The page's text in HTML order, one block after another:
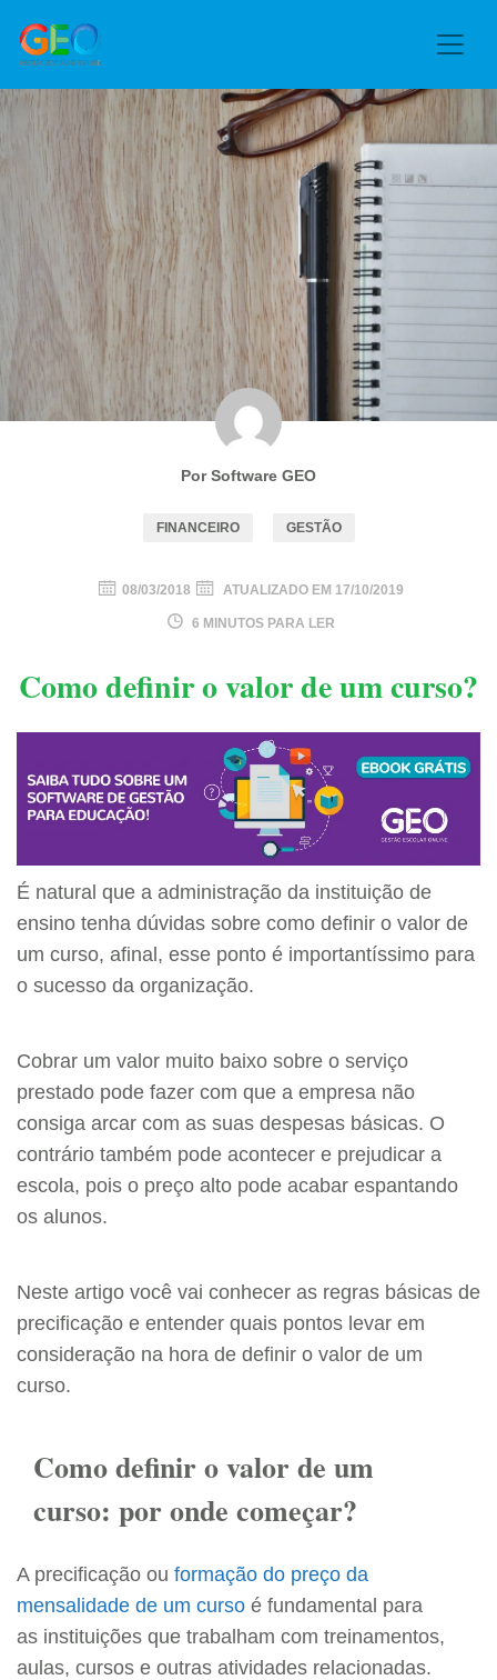
Por Software GEO
FINANCEIRO GESTÃO
08/03/2018 ATUALIZADO EM 17/10/2019
6 MINUTOS PARA LER
Como definir o valor de um curso?
É natural que a administração da instituição de
ensino tenha dúvidas sobre como definir o valor de
um curso, afinal, esse ponto é importantíssimo para
o sucesso da organização.
Cobrar um valor muito baixo sobre o serviço
prestado pode fazer com que a empresa não
consiga arcar com as suas despesas básicas. O
contrário também pode acontecer e prejudicar a
escola, pois o preço alto pode acabar espantando
os alunos.
Neste artigo você vai conhecer as regras básicas de
precificação e entender quais pontos levar em
consideração na hora de definir o valor de um
curso.
Como definir o valor de um
curso: por onde começar?
A precificação ou formação do preço da
mensalidade de um curso é fundamental para
as instituições que trabalham com treinamentos,
aulas, cursos e outras atividades relacionadas.